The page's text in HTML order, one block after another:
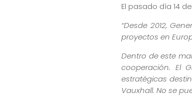
El pasado día 14
“Desde 2012,
proyectos en
Dentro de este
cooperación. El
estratégicas
Vauxhall. No se